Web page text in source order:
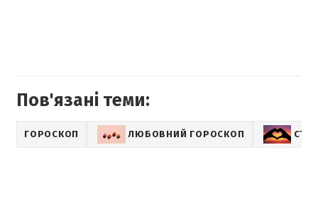
Пов'язані теми:
ГОРОСКОП ЛЮБОВНИЙ ГОРОСКОП